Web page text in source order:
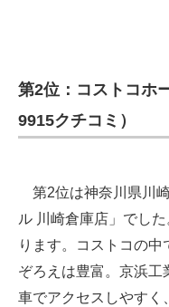
第2位：コストコホ
9915クチコミ）
第2位は神奈川県川
ル 川崎倉庫店」でし
ります。コストコの
ぞろえは豊富。京浜工
車でアクセスしやすく